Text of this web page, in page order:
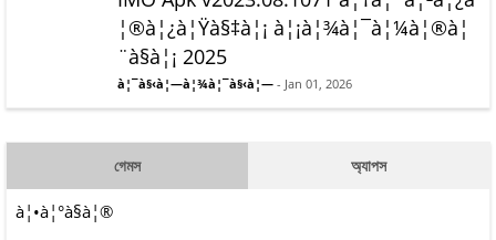
¦®à¦¿à¦Ÿà§‡à¦¡ à¦¡à¦¾à¦¯à¦¼à¦®à¦
¨à§à¦¡ 2025
à¦¯à§‹à¦—à¦¾à¦¯à§‹à¦— - Jan 01, 2026
গেমস অ্যাপস
à¦•à¦°à§à¦®